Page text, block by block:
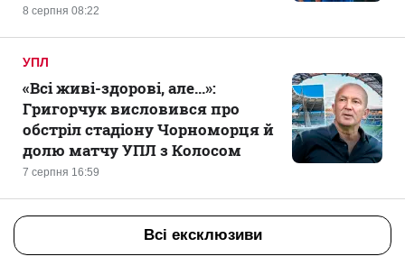
8 серпня 08:22
УПЛ
7 серпня 16:59
«Всі живі-здорові, але...»:
Григорчук висловився про
обстріл стадіону Чорноморця й
долю матчу УПЛ з Колосом
Всі ексклюзиви